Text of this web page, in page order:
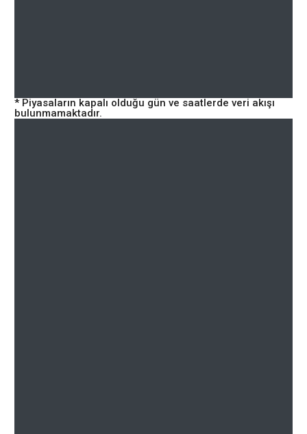
* Piyasaların kapalı olduğu gün ve saatlerde veri akışı
bulunmamaktadır.